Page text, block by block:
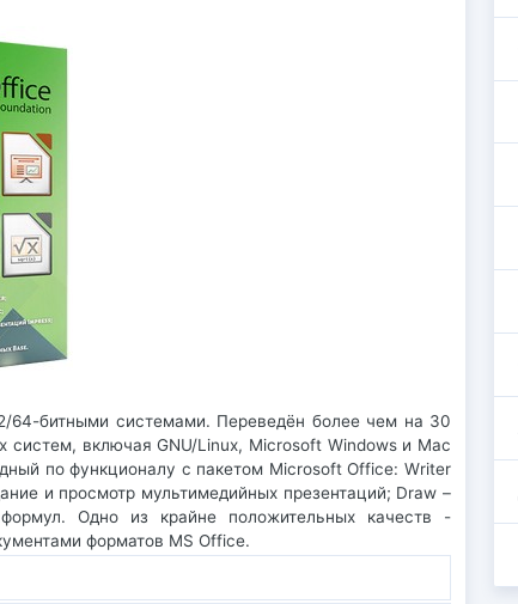
битными системами. Переведён более чем на 30
включая GNU/Linux, Microsoft Windows и Mac
по функционалу с пакетом Microsoft Office: Writer
и просмотр мультимедийных презентаций; Draw –
Одно из крайне положительных качеств -
форматов MS Office.